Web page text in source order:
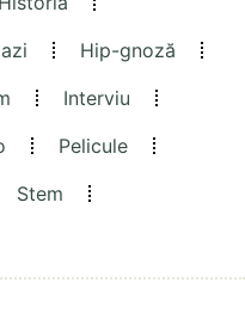
Hip-gnoză
Interviu
Pelicule
Stem